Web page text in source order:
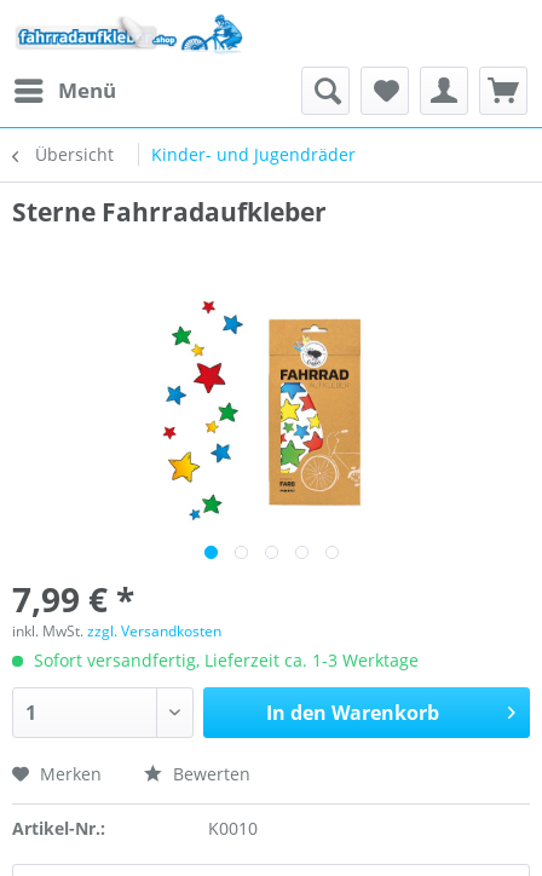
Menü
Übersicht Kinder- und Jugendräder
Sterne Fahrradaufkleber
7,99 € *
inkl. MwSt.zzgl. Versandkosten
Sofort versandfertig, Lieferzeit ca. 1-3 Werktage
In den Warenkorb
Merken Bewerten
Artikel-Nr.: K0010